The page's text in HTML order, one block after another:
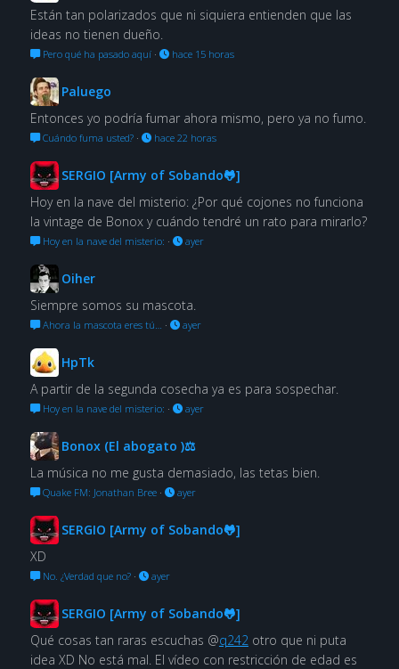
Están tan polarizados que ni siquiera entienden que las
ideas no tienen dueño.
Pero qué ha pasado aquí· hace 15 horas
Paluego
Entonces yo podría fumar ahora mismo, pero ya no fumo.
Cuándo fuma usted?· hace 22 horas
SERGIO [Army of Sobando🐸]
Hoy en la nave del misterio: ¿Por qué cojones no funciona
la vintage de Bonox y cuándo tendré un rato para mirarlo?
Hoy en la nave del misterio: · ayer
Oiher
Siempre somos su mascota.
Ahora la mascota eres tú… · ayer
HpTk
A partir de la segunda cosecha ya es para sospechar.
Hoy en la nave del misterio: · ayer
Bonox (El abogato )⚖
La música no me gusta demasiado, las tetas bien.
Quake FM: Jonathan Bree· ayer
SERGIO [Army of Sobando🐸]
XD
No. ¿Verdad que no?· ayer
SERGIO [Army of Sobando🐸]
Qué cosas tan raras escuchas @q242 otro que ni puta
idea XD No está mal. El vídeo con restricción de edad es